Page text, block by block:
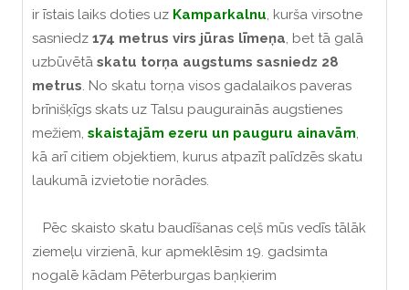
ir īstais laiks doties uz Kamparkalnu, kurša virsotne
sasniedz 174 metrus virs jūras līmeņa, bet tā galā
uzbūvētā skatu torņa augstums sasniedz 28
metrus. No skatu torņa visos gadalaikos paveras
brīnišķīgs skats uz Talsu paugurainās augstienes
mežiem, skaistajām ezeru un pauguru ainavām,
kā arī citiem objektiem, kurus atpazīt palīdzēs skatu
laukumā izvietotie norādes.
Pēc skaisto skatu baudīšanas ceļš mūs vedīs tālāk
ziemeļu virzienā, kur apmeklēsim 19. gadsimta
nogalē kādam Pēterburgas baņķierim